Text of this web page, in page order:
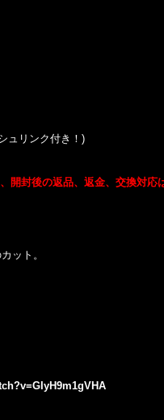
ュリンク付き！)
開封後の返品、返金、交換対応
ット。